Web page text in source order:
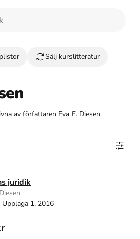
Sälj kurslitteratur
av författaren Eva F. Diesen.
juridik
Upplaga 1, 2016